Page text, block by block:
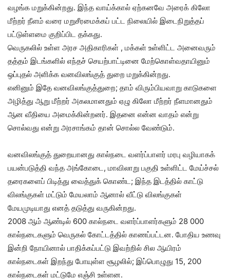
வழங்க மறுக்கின்றது. இந்த வாய்க்கால் ஏற்கனவே அரைக் கிலோ
மீற்றர் நீளம் வரை மறுசீரமைக்கப் பட்ட நிலையில் இடைநிறுத்தப்
பட்டுள்ளமை குறிப்பிட தக்கது.
வெருகலில் உள்ள அரச அதிகாரிகள் , மக்கள் உள்ளிட்ட அனைவரும்
தத்தம் இடங்களில் எந்தச் செயற்பாட்டினை மேற்கொள்வதாயினும்
ஒப்புதல் அளிக்க வனவிலங்குத் துறை மறுக்கின்றது.
எனினும் இதே வனவிலங்குத்துறை; தாம் விரும்பியவாறு காடுகளை
அழித்து ஆறு மீற்றர் அகலமானதும் ஏழு கிலோ மீற்றர் நீளமானதும்
ஆன வீதியை அமைக்கின்றனர். இதனை என்ன வாதம் என்று
சொல்வது என்று அரசாங்கம் தான் சொல்ல வேண்டும்.
வனவிலங்குத் துறையானது கால்நடை வளர்ப்பாளர் மரபு வழியாகக்
பயன்படுத்தி வந்த அங்கோடை, மாவிலாறு பகுதி உள்ளிட்ட மேய்ச்சல்
தரைகளைப் பிடித்து வைத்துக் கொண்ட; இந்த இடத்தில் காட்டு
விலங்குகள் மட்டும் மேயலாம் ஆனால் வீட்டு விலங்குகள்
மேயமுடியாது எனத் தடுத்து வருகின்றது.
2008 ஆம் ஆண்டில் 600 கால்நடை வளர்ப்பாளர்களும் 28 000
கால்நடைகளும் வெருகல் கோட்டத்தில் காணப்பட்டன. போதிய உணவு
இன்றி நோயினால் பாதிக்கப்பட்டு இவற்றில் சில ஆயிரம்
கால்நடைகள் இறந்து போயுள்ள சூழலில்; இப்பொழுது 15, 200
கால்நடைகள் மட்டுமே எஞ்சி உள்ளன.